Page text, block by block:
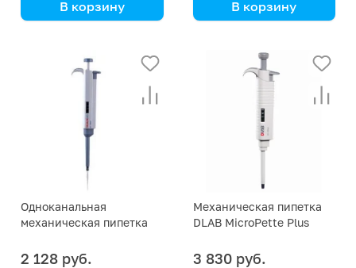
В корзину В корзину
Одноканальная
механическая пипетка
мкл
2 128 руб.
Механическая пипетка
DLAB MicroPette Plus
3 830 руб.